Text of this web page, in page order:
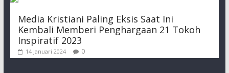
Media Kristiani Paling Eksis Saat Ini
Kembali Memberi Penghargaan 21 Tokoh
Inspiratif 2023
14 Januari 2024 0